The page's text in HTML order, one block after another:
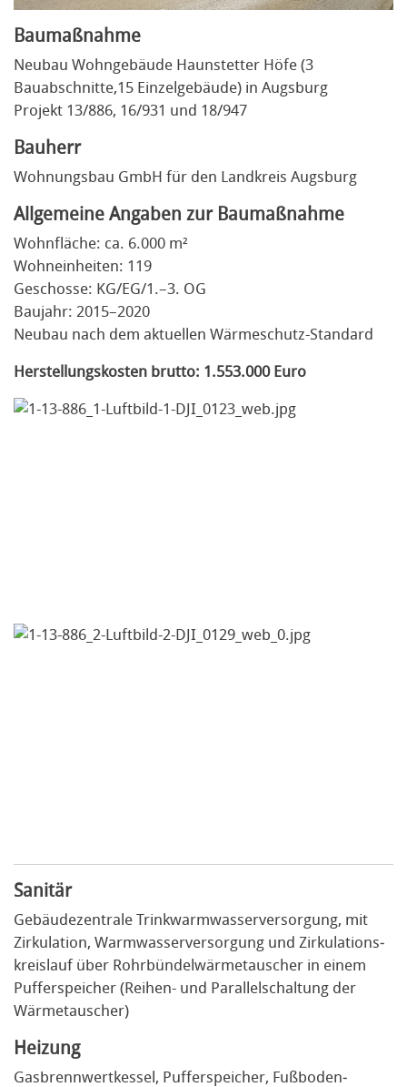
Baumaßnahme
Neubau Wohngebäude Haunstetter Höfe (3
Bauabschnitte,15 Einzelgebäude) in Augsburg
Projekt 13/886, 16/931 und 18/947
Bauherr
Wohnungsbau GmbH für den Landkreis Augsburg
Allgemeine Angaben zur Baumaßnahme
Wohnfläche: ca. 6.000 m²
Wohneinheiten: 119
Geschosse: KG/EG/1.–3. OG
Baujahr: 2015–2020
Neubau nach dem aktuellen Wärmeschutz-Standard
Herstellungskosten brutto: 1.553.000 Euro
Sanitär
Gebäudezentrale Trinkwarmwasser­versorgung, mit
Zirkulation, Warmwasser­versorgung und Zirkulations­
kreislauf über Rohrbündel­wärme­tauscher in einem
Puffer­speicher (Reihen- und Parallel­schaltung der
Wärmetauscher)
Heizung
Gasbrenn­wertkessel, Puffer­speicher, Fußboden­